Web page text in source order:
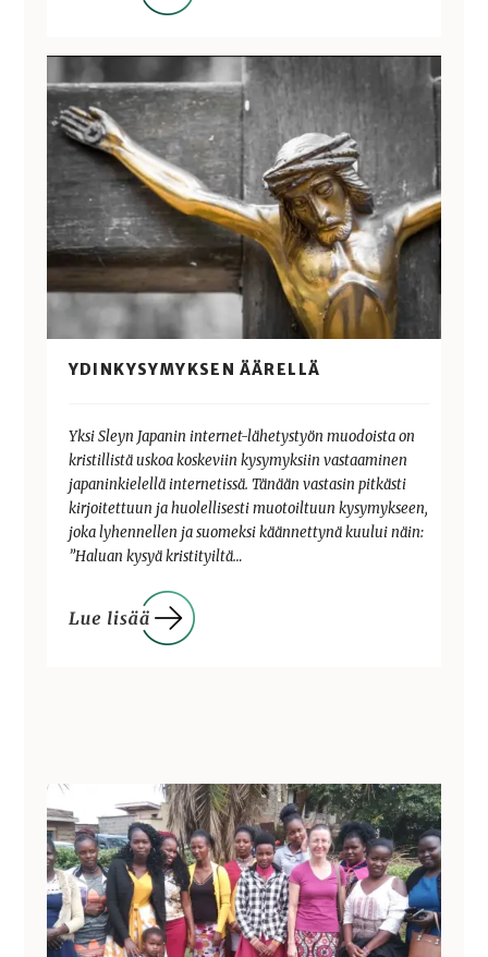
YDINKYSYMYKSEN ÄÄRELLÄ
Yksi Sleyn Japanin internet-lähetystyön muodoista on
kristillistä uskoa koskeviin kysymyksiin vastaaminen
japaninkielellä internetissä. Tänään vastasin pitkästi
kirjoitettuun ja huolellisesti muotoiltuun kysymykseen,
joka lyhennellen ja suomeksi käännettynä kuului näin:
”Haluan kysyä kristityiltä…